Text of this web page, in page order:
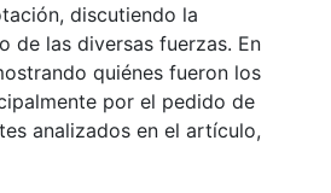
discutiendo la
de las diversas fuerzas. En
quiénes fueron los
por el pedido de
analizados en el artículo,